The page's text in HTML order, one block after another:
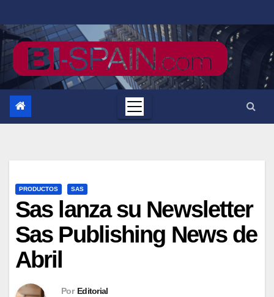
al
contenido
PRODUCTOS SAS
Sas lanza su Newsletter
Sas Publishing News de
Abril
Por Editorial